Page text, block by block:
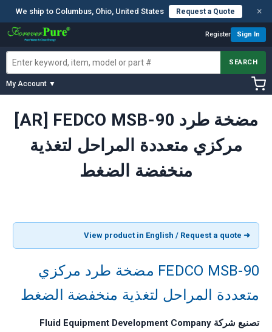
We ship to Columbus, Ohio, United States Request a Quote ×
Register Sign In
SEARCH
My Account ▼
[AR] FEDCO MSB-90 مضخة طرد
مركزي متعددة المراحل لتغذية
منخفضة الضغط
➜ View product in English / Request a quote
FEDCO MSB-90 مضخة طرد مركزي
متعددة المراحل لتغذية منخفضة الضغط
تصنيع شركة Fluid Equipment Development Company